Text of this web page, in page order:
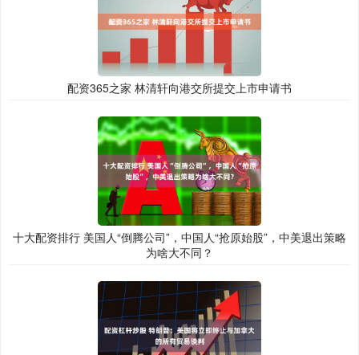
配资365之家 林清轩向港交所提交上市申请书
十大配资排行 美国人“倒腾公司”，中国人“抢原始股”，中美退出策略
为啥大不同？